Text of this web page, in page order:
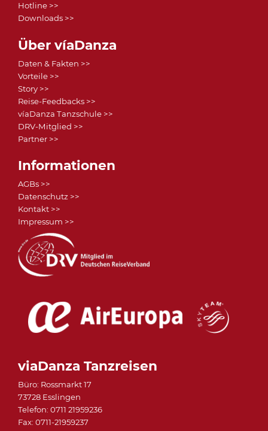
Hotline >>
Downloads >>
Über víaDanza
Daten & Fakten >>
Vorteile >>
Story >>
Reise-Feedbacks >>
víaDanza Tanzschule >>
DRV-Mitglied >>
Partner >>
Informationen
AGBs >>
Datenschutz >>
Kontakt >>
Impressum >>
viaDanza Tanzreisen
Büro: Rossmarkt 17
73728 Esslingen
Telefon: 0711 21959236
Fax: 0711-21959237